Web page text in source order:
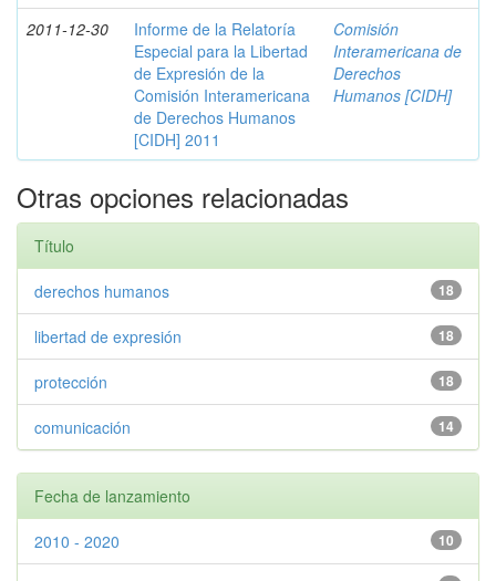
2011-12-30
Informe de la Relatoría
Especial para la Libertad
de Expresión de la
Comisión Interamericana
de Derechos Humanos
[CIDH] 2011
Comisión
Interamericana de
Derechos
Humanos [CIDH]
Otras opciones relacionadas
Título
18
derechos humanos
18
libertad de expresión
18
protección
14
comunicación
Fecha de lanzamiento
10
2010 - 2020